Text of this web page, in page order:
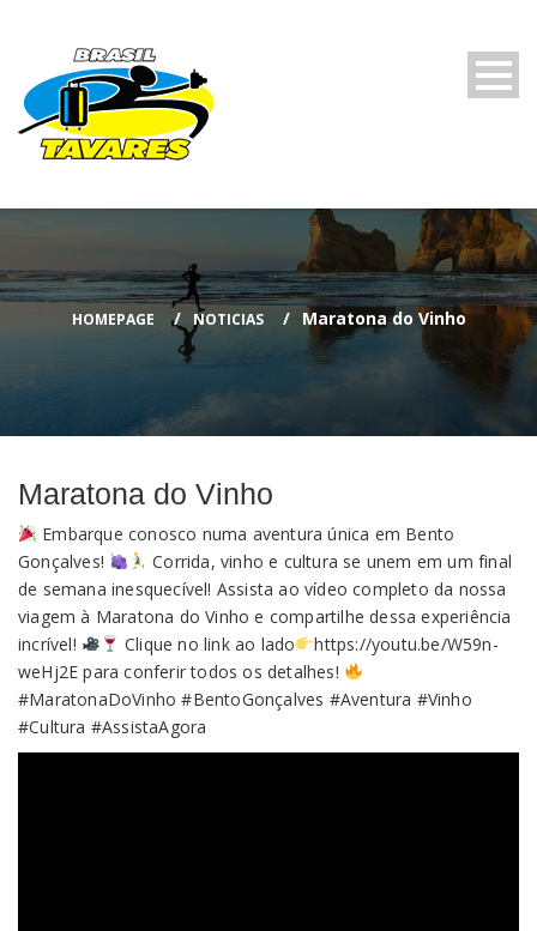
Login
HOMEPAGE NOTICIAS Maratona do Vinho
Maratona do Vinho
Embarque conosco numa aventura única em Bento
Gonçalves!
Corrida, vinho e cultura se unem em um final
de semana inesquecível! Assista ao vídeo completo da nossa
viagem à Maratona do Vinho e compartilhe dessa experiência
incrível!
Clique no link ao lado
https://youtu.be/W59n-
weHj2E para conferir todos os detalhes!
#MaratonaDoVinho #BentoGonçalves #Aventura #Vinho
#Cultura #AssistaAgora